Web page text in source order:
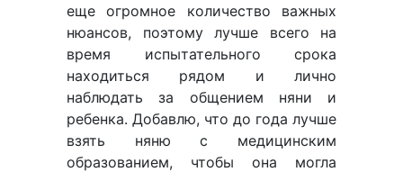
еще огромное количество важных
нюансов, поэтому лучше всего на
время испытательного срока
находиться рядом и лично
наблюдать за общением няни и
ребенка. Добавлю, что до года лучше
взять няню с медицинским
образованием, чтобы она могла